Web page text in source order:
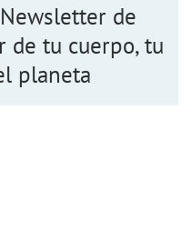
de
de tu cuerpo, tu
planeta